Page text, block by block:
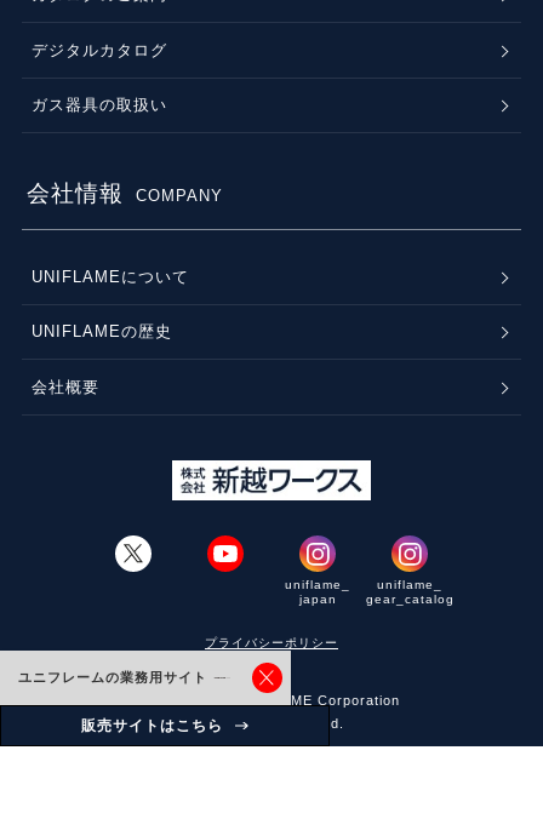
ユニフレームの業務用サイト
販売サイトはこちら
デジタルカタログ
ガス器具の取扱い
会社情報 COMPANY
UNIFLAMEについて
UNIFLAMEの歴史
会社概要
uniflame_
japan
uniflame_
gear_catalog
プライバシーポリシー
© Copyright, UNIFLAME Corporation
All Rights Reserved.